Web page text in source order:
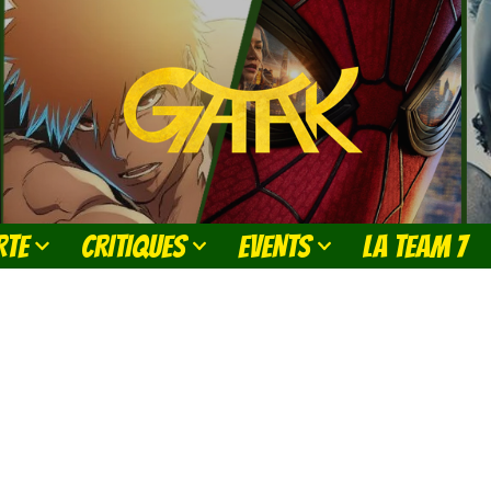
CRITIQUES EVENTS LA TEAM 7